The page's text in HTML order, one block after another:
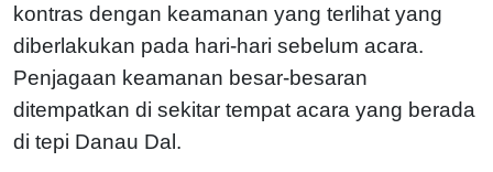
kontras dengan keamanan yang terlihat yang
diberlakukan pada hari-hari sebelum acara.
Penjagaan keamanan besar-besaran
ditempatkan di sekitar tempat acara yang berada
di tepi Danau Dal.